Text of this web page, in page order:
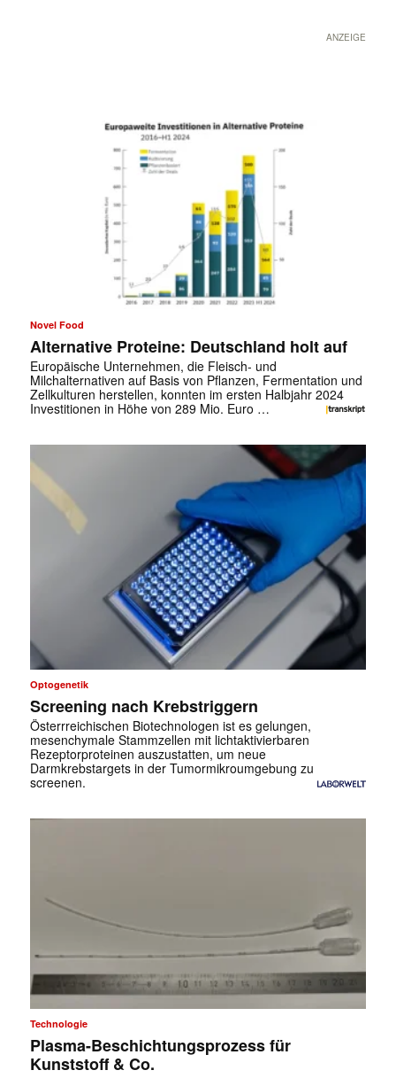
ANZEIGE
Novel Food
Alternative Proteine: Deutschland holt auf
Europäische Unternehmen, die Fleisch- und
Milchalternativen auf Basis von Pflanzen, Fermentation und
Zellkulturen herstellen, konnten im ersten Halbjahr 2024
Investitionen in Höhe von 289 Mio. Euro …
Optogenetik
Screening nach Krebstriggern
Österrreichischen Biotechnologen ist es gelungen,
mesenchymale Stammzellen mit lichtaktivierbaren
Rezeptorproteinen auszustatten, um neue
Darmkrebstargets in der Tumormikroumgebung zu
screenen.
Technologie
Plasma-Beschichtungsprozess für
Kunststoff & Co.